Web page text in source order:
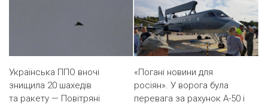
Українська ППО вночі
знищила 20 шахедів
та ракету — Повітряні
«Погані новини для
росіян». У ворога була
перевага за рахунок А-50 і